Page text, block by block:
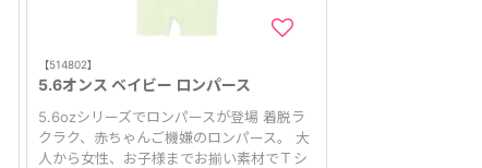
【514802】
5.6オンス ベイビー ロンパース
5.6ozシリーズでロンパースが登場 着脱ラ
クラク、赤ちゃんご機嫌のロンパース。 大
人から女性、お子様までお揃い素材でＴシ